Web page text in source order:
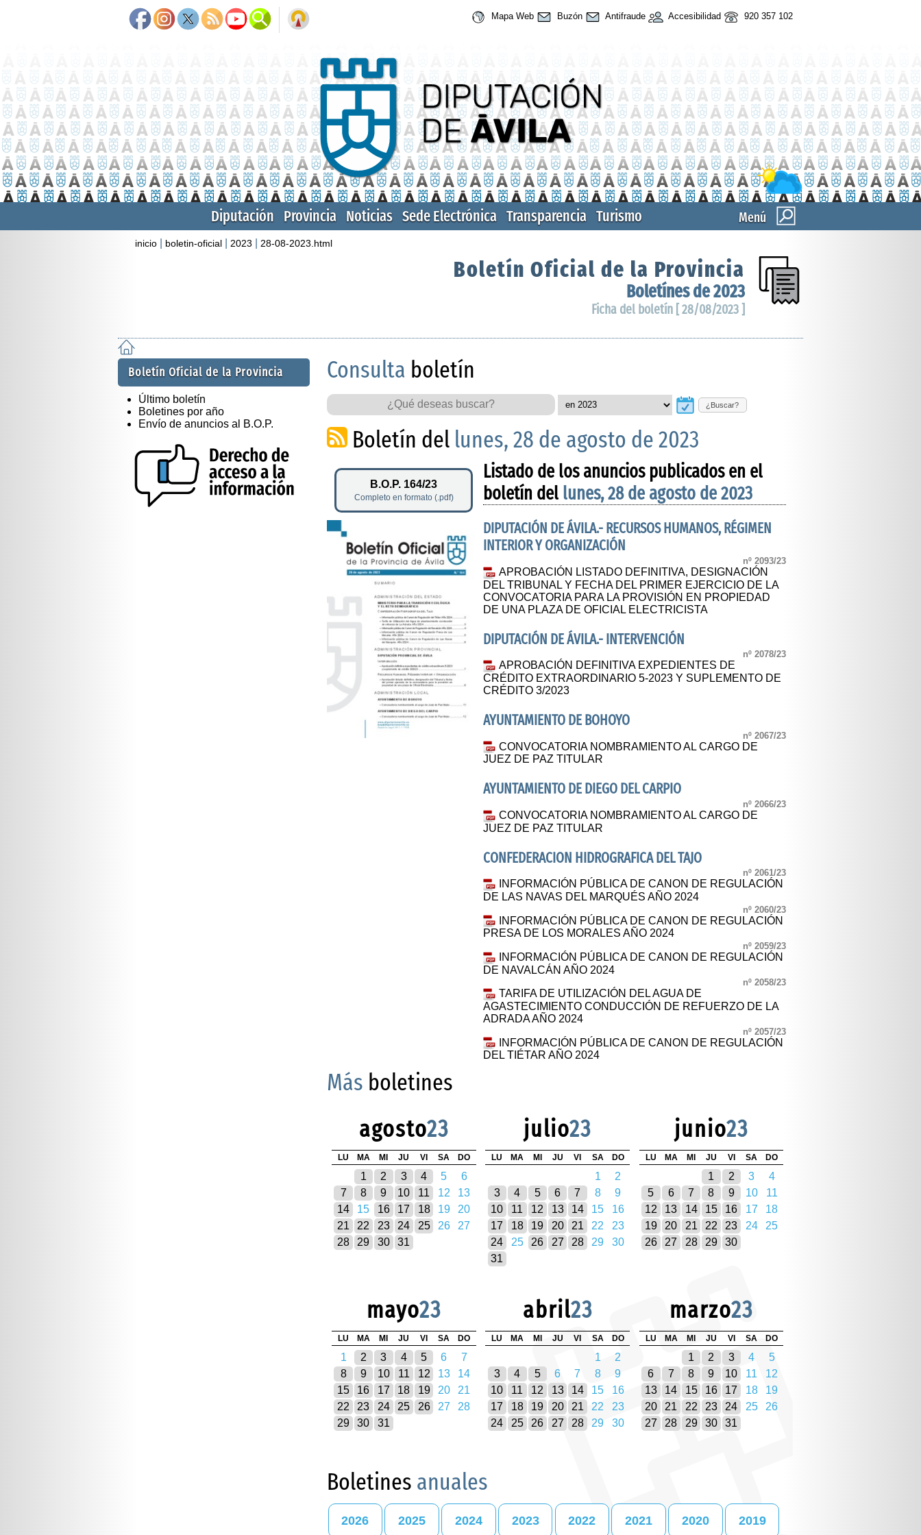
Mapa Web Buzón Antifraude Accesibilidad 920 357 102
Menú
Diputación Provincia Noticias Sede Electrónica Transparencia Turismo
inicio boletin-oficial 2023 28-08-2023.html
Boletín Oficial de la Provincia
Boletínes de 2023
Ficha del boletín [ 28/08/2023 ]
Boletín Oficial de la Provincia
Último boletín
Boletines por año
Envío de anuncios al B.O.P.
Consulta boletín
¿Buscar?
Boletín del lunes, 28 de agosto de 2023
B.O.P. 164/23
Completo en formato (.pdf)
Listado de los anuncios publicados en el
boletín del lunes, 28 de agosto de 2023
DIPUTACIÓN DE ÁVILA.- RECURSOS HUMANOS, RÉGIMEN
INTERIOR Y ORGANIZACIÓN
nº 2093/23
APROBACIÓN LISTADO DEFINITIVA, DESIGNACIÓN
DEL TRIBUNAL Y FECHA DEL PRIMER EJERCICIO DE LA
CONVOCATORIA PARA LA PROVISIÓN EN PROPIEDAD
DE UNA PLAZA DE OFICIAL ELECTRICISTA
DIPUTACIÓN DE ÁVILA.- INTERVENCIÓN
nº 2078/23
APROBACIÓN DEFINITIVA EXPEDIENTES DE
CRÉDITO EXTRAORDINARIO 5-2023 Y SUPLEMENTO DE
CRÉDITO 3/2023
AYUNTAMIENTO DE BOHOYO
nº 2067/23
CONVOCATORIA NOMBRAMIENTO AL CARGO DE
JUEZ DE PAZ TITULAR
AYUNTAMIENTO DE DIEGO DEL CARPIO
nº 2066/23
CONVOCATORIA NOMBRAMIENTO AL CARGO DE
JUEZ DE PAZ TITULAR
CONFEDERACION HIDROGRAFICA DEL TAJO
nº 2061/23
INFORMACIÓN PÚBLICA DE CANON DE REGULACIÓN
DE LAS NAVAS DEL MARQUÉS AÑO 2024
nº 2060/23
INFORMACIÓN PÚBLICA DE CANON DE REGULACIÓN
PRESA DE LOS MORALES AÑO 2024
nº 2059/23
INFORMACIÓN PÚBLICA DE CANON DE REGULACIÓN
DE NAVALCÁN AÑO 2024
nº 2058/23
TARIFA DE UTILIZACIÓN DEL AGUA DE
AGASTECIMIENTO CONDUCCIÓN DE REFUERZO DE LA
ADRADA AÑO 2024
nº 2057/23
INFORMACIÓN PÚBLICA DE CANON DE REGULACIÓN
DEL TIÉTAR AÑO 2024
Más boletines
agosto23
LU MA MI JU VI SA DO
1 2 3 4 5
6
7
8 9 10 11 12
13
14
15 16 17 18 19
20
21
22 23 24 25 26
27
28
29 30 31
julio23
LU MA MI JU VI SA DO
1
2
3
4 5 6 7 8
9
10
11 12 13 14 15
16
17
18 19 20 21 22
23
24
25 26 27 28 29
30
31
junio23
LU MA MI JU VI SA DO
1 2 3
4
5
6 7 8 9 10
11
12
13 14 15 16 17
18
19
20 21 22 23 24
25
26
27 28 29 30
mayo23
LU MA MI JU VI SA DO
1 2 3 4 5 6
7
8
9 10 11 12 13
14
15
16 17 18 19 20
21
22
23 24 25 26 27
28
29
30 31
abril23
LU MA MI JU VI SA DO
1
2
3
4 5 6 7 8
9
10
11 12 13 14 15
16
17
18 19 20 21 22
23
24
25 26 27 28 29 30
marzo23
LU MA MI JU VI SA DO
1 2 3 4
5
6
7 8 9 10 11
12
13
14 15 16 17 18
19
20
21 22 23 24 25
26
27
28 29 30 31
Boletines anuales
2026 2025 2024 2023 2022 2021 2020 2019